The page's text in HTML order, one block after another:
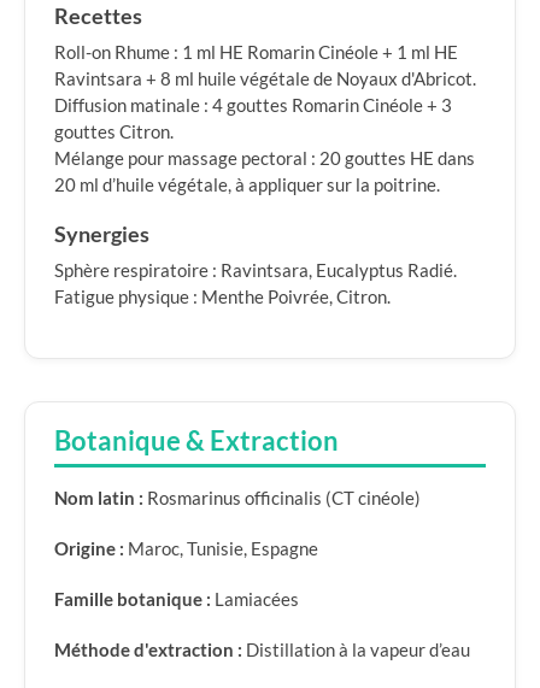
Recettes
Roll-on Rhume : 1 ml HE Romarin Cinéole + 1 ml HE
Ravintsara + 8 ml huile végétale de Noyaux d'Abricot.
Diffusion matinale : 4 gouttes Romarin Cinéole + 3
gouttes Citron.
Mélange pour massage pectoral : 20 gouttes HE dans
20 ml d’huile végétale, à appliquer sur la poitrine.
Synergies
Sphère respiratoire : Ravintsara, Eucalyptus Radié.
Fatigue physique : Menthe Poivrée, Citron.
Botanique & Extraction
Nom latin : Rosmarinus officinalis (CT cinéole)
Origine : Maroc, Tunisie, Espagne
Famille botanique : Lamiacées
Méthode d'extraction : Distillation à la vapeur d’eau